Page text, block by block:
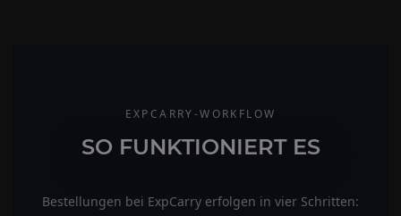
EXPCARRY-WORKFLOW
SO FUNKTIONIERT ES
Bestellungen bei ExpCarry erfolgen in vier Schritten: